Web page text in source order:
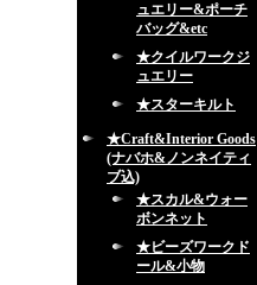
ュエリー&ポーチ
バッグ&etc
★クイルワークジ
ュエリー
★スターキルト
★Craft&Interior Goods
(ナバホ&ノンネイティ
ブ込)
★スカル&ウォー
ボンネット
★ビーズワークド
ール&小物